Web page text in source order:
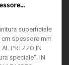
superficiale
spessore mm
PREZZO IN
speciale". IN